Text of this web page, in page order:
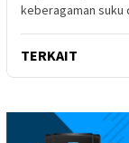
keberagaman suku
TERKAIT